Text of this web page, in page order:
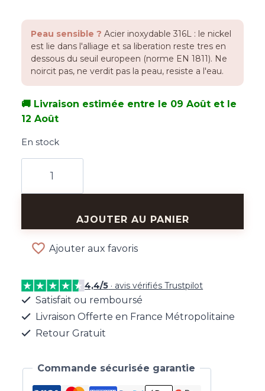
Peau sensible ? Acier inoxydable 316L : le nickel
est lie dans l'alliage et sa liberation reste tres en
dessous du seuil europeen (norme EN 1811). Ne
noircit pas, ne verdit pas la peau, resiste a l'eau.
🚚 Livraison estimée entre le 09 Août et le
12 Août
En stock
Boucles
AJOUTER AU PANIER
Ajouter aux favoris
4,4/5 · avis vérifiés Trustpilot
Satisfait ou remboursé
Livraison Offerte en France Métropolitaine
Retour Gratuit
Commande sécurisée garantie